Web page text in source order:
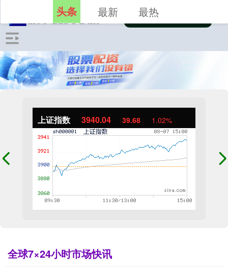
上证指数 3940.04 39.68 1.02%
全球7×24小时市场快讯
头条 最新 最热